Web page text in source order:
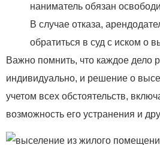
наниматель обязан
В случае отказа,
обратиться в суд с иском о
Важно помнить, что каждое дело
индивидуально, и решение о
учетом всех обстоятельств,
возможность его устранения и